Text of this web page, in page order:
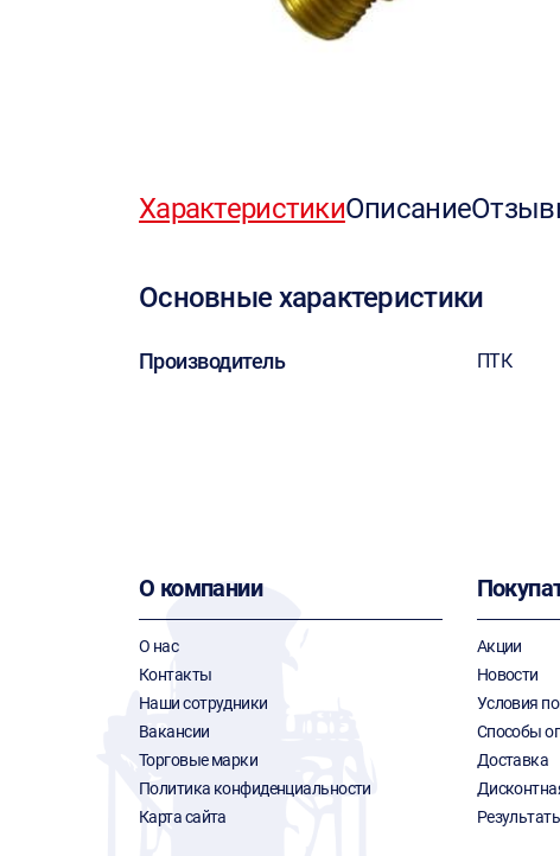
ХарактеристикиОписание
Основные характеристики
Производитель ПТК
О компании
О нас
Контакты
Наши сотрудники
Вакансии
Торговые марки
Политика конфиденциальности
Карта сайта
Акции
Новости
Условия
Способы
Доставка